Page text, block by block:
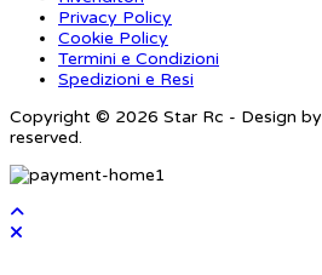
Privacy Policy
Cookie Policy
Termini e Condizioni
Spedizioni e Resi
Copyright © 2026 Star Rc - Design by
reserved.